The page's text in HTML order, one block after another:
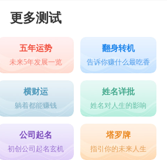
更多测试
五年运势
未来5年发展一览
翻身转机
告诉你赚什么最吃香
横财运
躺着都能赚钱
姓名详批
姓名对人生的影响
公司起名
初创公司起名玄机
塔罗牌
指引你的未来人生